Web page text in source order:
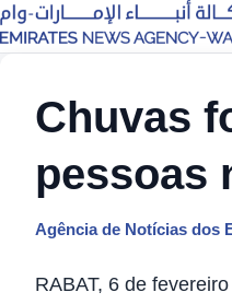
Chuvas
pessoas
Agência de Notícias dos
RABAT, 6 de